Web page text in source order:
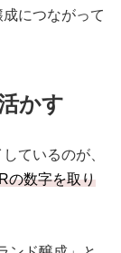
につながって
かす
ているのが、
の数字を取り